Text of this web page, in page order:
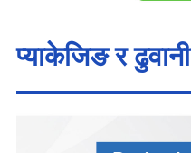
प्याकेजिङ र ढुवानी